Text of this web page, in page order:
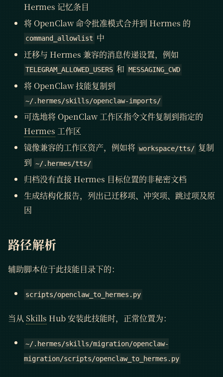
Hermes 记忆条目
将 OpenClaw 命令批准模式合并到 Hermes 的
command_allowlist 中
迁移与 Hermes 兼容的消息传递设置，例如
TELEGRAM_ALLOWED_USERS 和 MESSAGING_CWD
将 OpenClaw 技能复制到
~/.hermes/skills/openclaw-imports/
可选地将 OpenClaw 工作区指令文件复制到指定的
Hermes 工作区
镜像兼容的工作区资产，例如将 workspace/tts/ 复制
到 ~/.hermes/tts/
归档没有直接 Hermes 目标位置的非秘密文档
生成结构化报告，列出已迁移项、冲突项、跳过项及原
因
路径解析
辅助脚本位于此技能目录下的：
scripts/openclaw_to_hermes.py
当从 Skills Hub 安装此技能时，正常位置为：
~/.hermes/skills/migration/openclaw-
migration/scripts/openclaw_to_hermes.py